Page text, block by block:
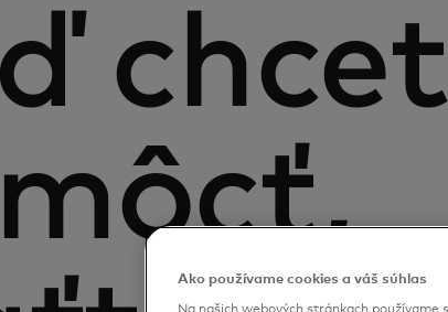
Ako používame cookies a váš súhlas
Na našich webových stránkach